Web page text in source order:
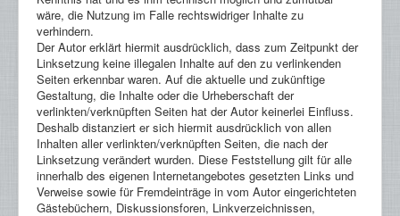
wäre, die Nutzung im Falle rechtswidriger Inhalte zu
verhindern.
Der Autor erklärt hiermit ausdrücklich, dass zum Zeitpunkt der
Linksetzung keine illegalen Inhalte auf den zu verlinkenden
Seiten erkennbar waren. Auf die aktuelle und zukünftige
Gestaltung, die Inhalte oder die Urheberschaft der
verlinkten/verknüpften Seiten hat der Autor keinerlei Einfluss.
Deshalb distanziert er sich hiermit ausdrücklich von allen
Inhalten aller verlinkten/verknüpften Seiten, die nach der
Linksetzung verändert wurden. Diese Feststellung gilt für alle
innerhalb des eigenen Internetangebotes gesetzten Links und
Verweise sowie für Fremdeinträge in vom Autor eingerichteten
Gästebüchern, Diskussionsforen, Linkverzeichnissen,